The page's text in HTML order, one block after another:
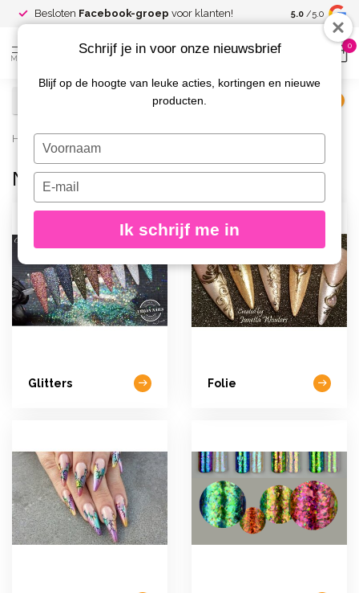
Besloten Facebook-groep voor klanten! Spaar voor
kortingen
5.0 /5.0
MENU
0
Home / Merken / Urban Nails / Nail Art
Nail Art
Glitters Folie
Schrijf je in voor onze nieuwsbrief
Blijf op de hoogte van leuke acties, kortingen en nieuwe
producten.
Typ
je
naam
Typ
je
e-
in
Ik schrijf me in